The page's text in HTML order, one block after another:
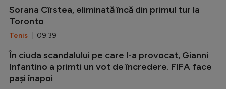
Sorana Cîrstea, eliminată încă din primul tur la
Toronto
Tenis | 09:39
În ciuda scandalului pe care l-a provocat, Gianni
Infantino a primti un vot de încredere. FIFA face
pași înapoi